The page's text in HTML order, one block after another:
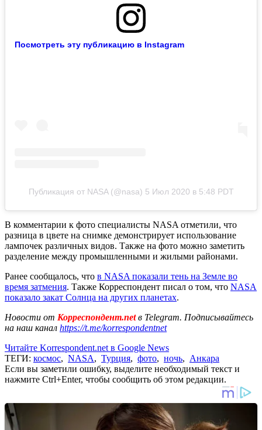
Посмотреть эту публикацию в Instagram
Публикация от NASA (@nasa) 5 Июл 2020 в 5:48 PDT
В комментарии к фото специалисты NASA отметили, что
разница в цвете на снимке демонстрирует использование
лампочек различных видов. Также на фото можно заметить
разделение между промышленными и жилыми районами.
Ранее сообщалось, что в NASA показали тень на Земле во
время затмения. Также Корреспондент писал о том, что NASA
показало закат Солнца на других планетах.
Новости от Корреспондент.netв Telegram. Подписывайтесь
на наш канал https://t.me/korrespondentnet
Читайте Korrespondent.net в Google News
ТЕГИ: космос, NASA, Турция, фото, ночь, Анкара
Если вы заметили ошибку, выделите необходимый текст и
нажмите Ctrl+Enter, чтобы сообщить об этом редакции.